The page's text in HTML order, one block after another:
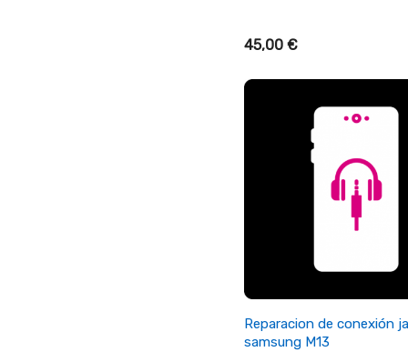
45,00 €
+ Añadir Al Carrito
Reparacion de conexión
samsung M13